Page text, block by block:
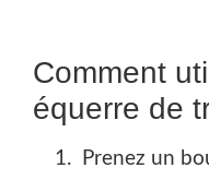
Comment
équerre de
Prenez un